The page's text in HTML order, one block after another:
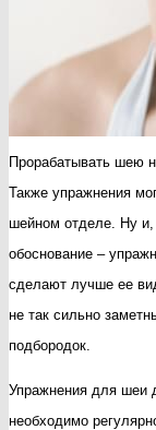
Прорабатывать шею
Также упражнения
шейном отделе. Ну и,
обоснование –
сделают лучше ее
не так сильно
подбородок.
Упражнения для шеи
необходимо